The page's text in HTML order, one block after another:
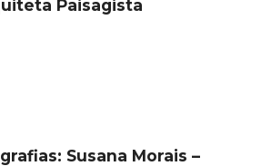
Paisagista
Susana Morais –